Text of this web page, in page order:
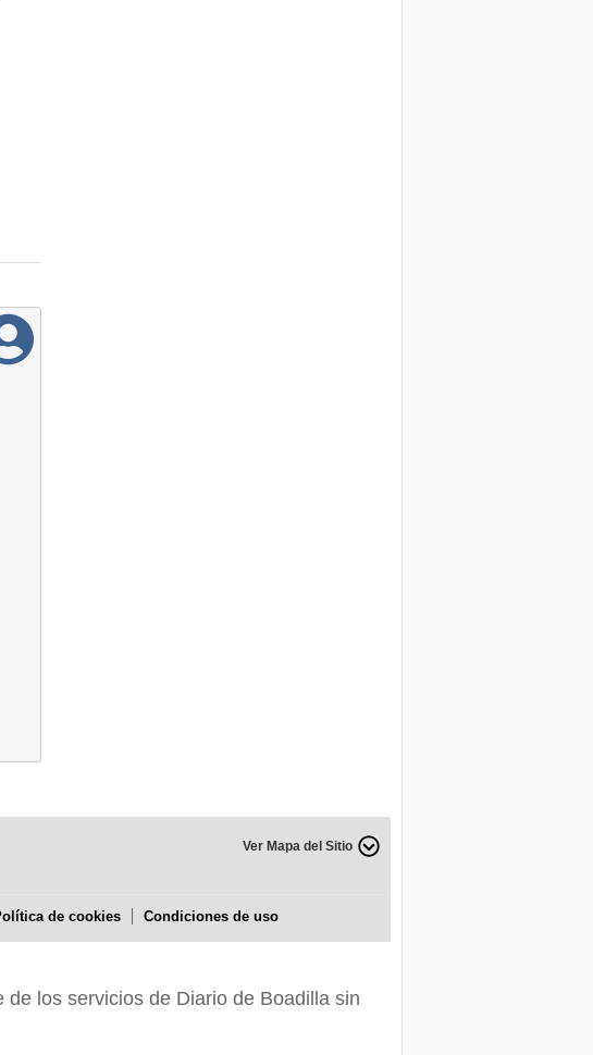
Ver Mapa del Sitio
de cookies Condiciones de uso
los servicios de Diario de Boadilla sin